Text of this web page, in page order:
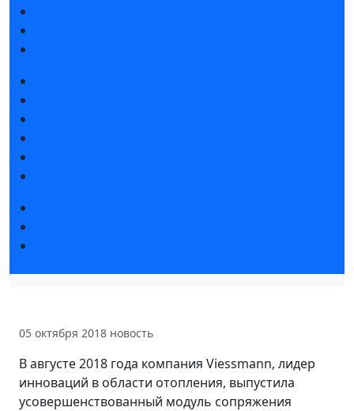
05 октября 2018 новость
В августе 2018 года компания Viessmann, лидер
инноваций в области отопления, выпустила
усовершенствованный модуль сопряжения